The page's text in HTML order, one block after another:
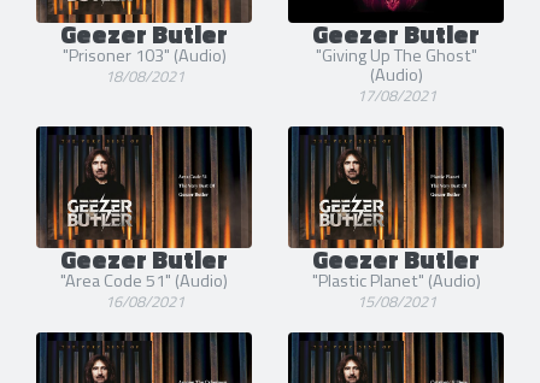
Geezer Butler
"Prisoner 103" (Audio)
18/08/2021
Geezer Butler
"Giving Up The Ghost"
(Audio)
17/08/2021
Geezer Butler
"Area Code 51" (Audio)
16/08/2021
Geezer Butler
"Plastic Planet" (Audio)
15/08/2021